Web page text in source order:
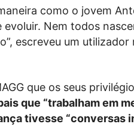
como o jovem
evoluir. Nem todos
escreveu um utilizador
que os seus
que “trabalham em
tivesse “conversas